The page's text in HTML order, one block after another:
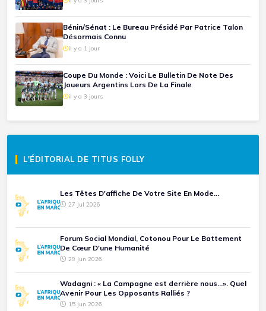
Bénin/Sénat : Le Bureau Présidé Par Patrice Talon
Désormais Connu
il y a 1 jour
Coupe Du Monde : Voici Le Bulletin De Note Des
Joueurs Argentins Lors De La Finale
il y a 3 jours
L'ÉDITORIAL DE TITUS FOLLY
Les Têtes D'affiche De Votre Site En Mode...
27 Jul 2026
Forum Social Mondial, Cotonou Pour Le Battement
De Cœur D'une Humanité
29 Jun 2026
Wadagni : « La Campagne est derrière nous...». Quel
Avenir Pour Les Opposants Ralliés ?
15 Jun 2026